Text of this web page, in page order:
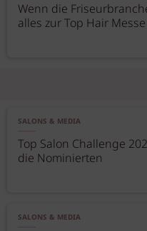
Wenn die
alles zur Top Hair
SALONS & MEDIA
Top Salon Challenge
die Nominierten
SALONS & MEDIA